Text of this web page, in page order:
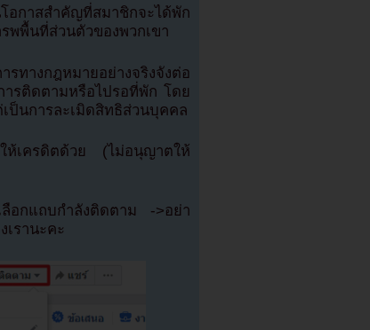
อกาสสำคัญที่สมาชิกจะได้พัก
พพื้นที่ส่วนตัวของพวกเขา
างกฎหมายอย่างจริงจังต่อ
รติดตามหรือไปรอที่พัก โดย
ป็นการละเมิดสิทธิส่วนบุคคล
ห้เครดิตด้วย (ไม่อนุญาตให้
ลือกแถบกำลังติดตาม ->อย่า
เรานะคะ